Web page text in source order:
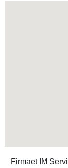
Firmaet IM